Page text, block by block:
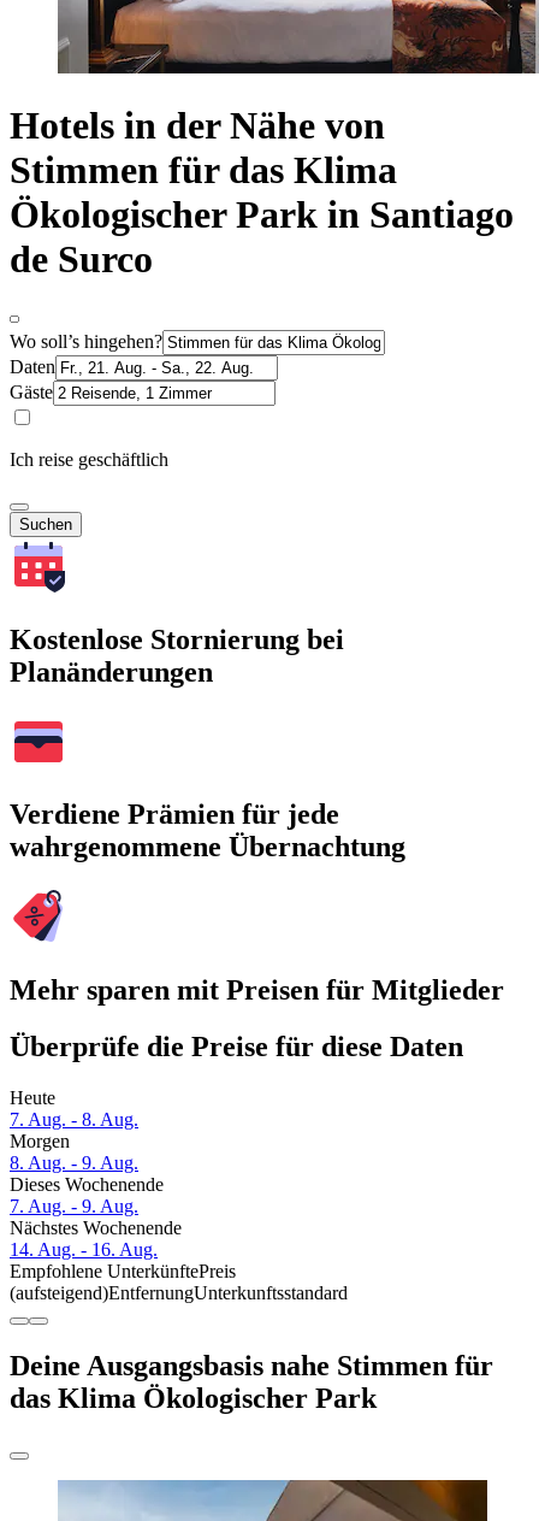
Hotels in der Nähe von
Stimmen für das Klima
Ökologischer Park in Santiago
de Surco
Wo soll’s hingehen?
Daten
Gäste
Ich reise geschäftlich
Suchen
Kostenlose Stornierung bei
Planänderungen
Verdiene Prämien für jede
wahrgenommene Übernachtung
Mehr sparen mit Preisen für Mitglieder
Überprüfe die Preise für diese Daten
Heute
7. Aug. - 8. Aug.
Morgen
8. Aug. - 9. Aug.
Dieses Wochenende
7. Aug. - 9. Aug.
Nächstes Wochenende
14. Aug. - 16. Aug.
Empfohlene UnterkünftePreis
(aufsteigend)EntfernungUnterkunftsstandard
Deine Ausgangsbasis nahe Stimmen für
das Klima Ökologischer Park